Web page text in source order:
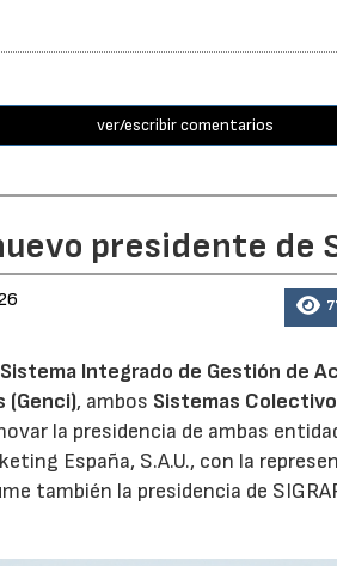
ver/escribir comentarios
presidente de
Sistema Integrado de Gestión de
(Genci), ambos Sistemas
la presidencia de ambas
España, S.A.U., con la
también la presidencia de